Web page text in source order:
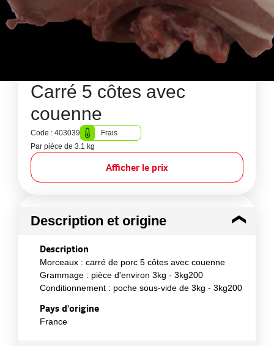
Carré 5 côtes avec
couenne
Code : 403039
Frais
Par pièce de 3.1 kg
Afficher le prix
Description et origine
Description
Morceaux : carré de porc 5 côtes avec couenne
Grammage : pièce d'environ 3kg - 3kg200
Conditionnement : poche sous-vide de 3kg - 3kg200
Pays d'origine
France